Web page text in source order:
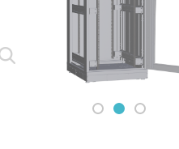
1 2 3